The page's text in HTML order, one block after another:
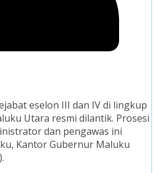
eselon III dan IV di lingkup
Utara resmi dilantik. Prosesi
dan pengawas ini
Kantor Gubernur Maluku